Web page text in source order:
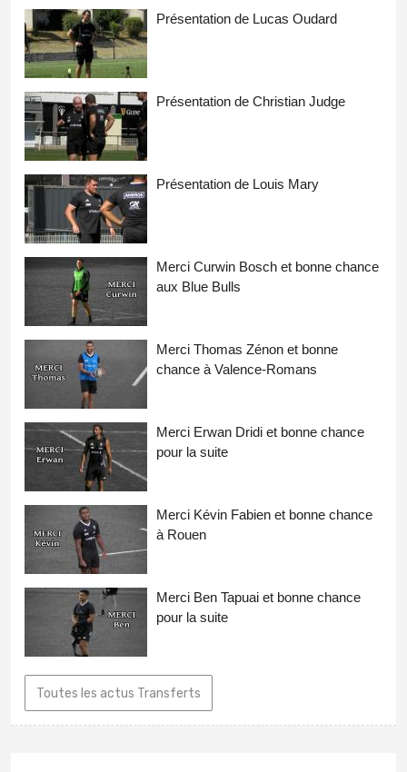
Présentation de Lucas Oudard
Présentation de Christian Judge
Présentation de Louis Mary
Merci Curwin Bosch et bonne chance
aux Blue Bulls
Merci Thomas Zénon et bonne
chance à Valence-Romans
Merci Erwan Dridi et bonne chance
pour la suite
Merci Kévin Fabien et bonne chance
à Rouen
Merci Ben Tapuai et bonne chance
pour la suite
Toutes les actus Transferts